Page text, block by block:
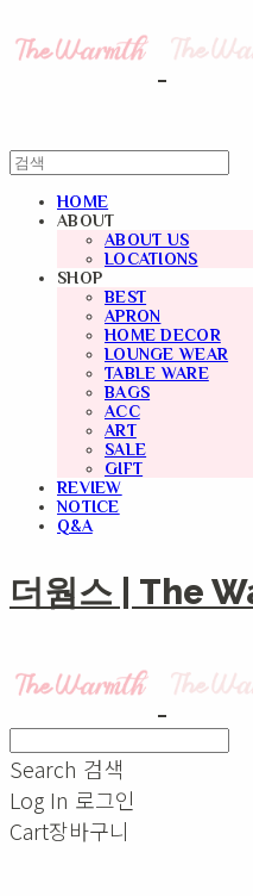
HOME
ABOUT
ABOUT US
LOCATIONS
SHOP
BEST
APRON
HOME DECOR
LOUNGE WEAR
TABLE WARE
BAGS
ACC
ART
SALE
GIFT
REVIEW
NOTICE
Q&A
더웜스 | The
Search 검색
Log In 로그인
Cart장바구니